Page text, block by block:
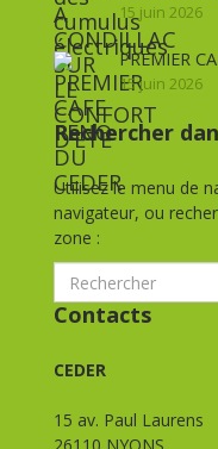
15 juin 2026
PREMIER
15 juin 2026
Rechercher
Utilisez le menu de
navigateur, ou
zone :
Contacts
CEDER
15 av. Paul Laurens